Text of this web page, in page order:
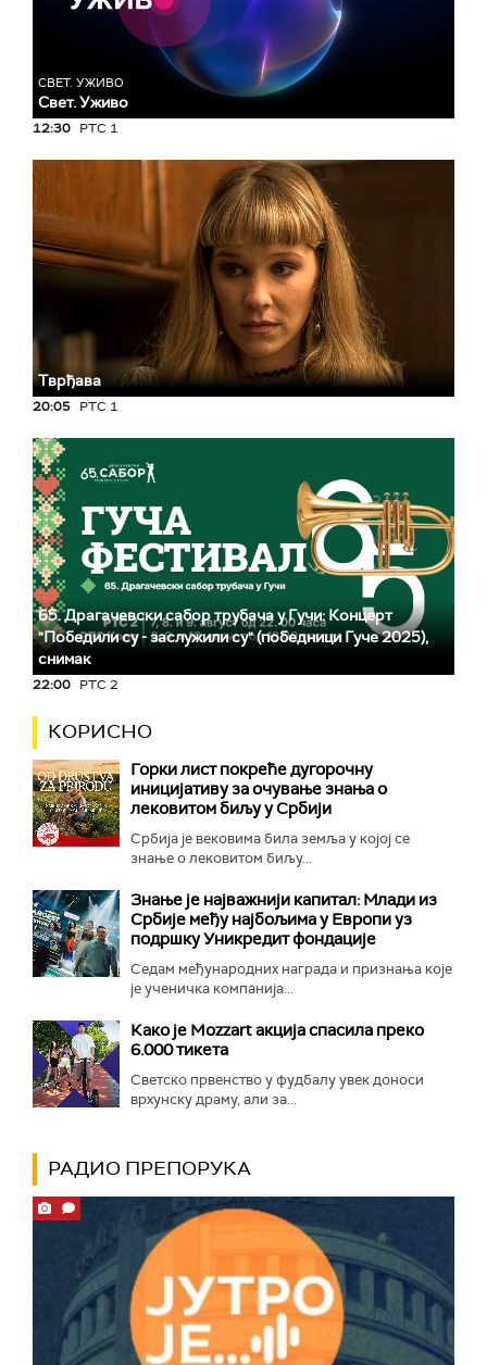
СВЕТ. УЖИВО
Свет. Уживо
12:30 РТС 1
Тврђава
20:05 РТС 1
65. Драгачевски сабор трубача у Гучи: Концерт
"Победили су - заслужили су" (победници Гуче 2025),
снимак
22:00 РТС 2
КОРИСНО
Горки лист покреће дугорочну
иницијативу за очување знања о
лековитом биљу у Србији
Србија је вековима била земља у којој се
знање о лековитом биљу...
Знање је најважнији капитал: Млади из
Србије међу најбољима у Европи уз
подршку Уникредит фондације
Седам међународних награда и признања које
је ученичка компанија...
Како је Mozzart акција спасила преко
6.000 тикета
Светско првенство у фудбалу увек доноси
врхунску драму, али за...
РАДИО ПРЕПОРУКА